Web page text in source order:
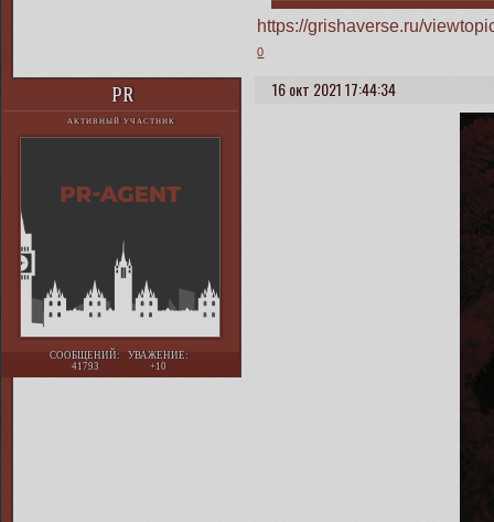
https://grishaverse.ru/
0
16 окт 2021 17:44:34
PR
АКТИВНЫЙ УЧАСТНИК
СООБЩЕНИЙ:
41793
УВАЖЕНИЕ:
+10